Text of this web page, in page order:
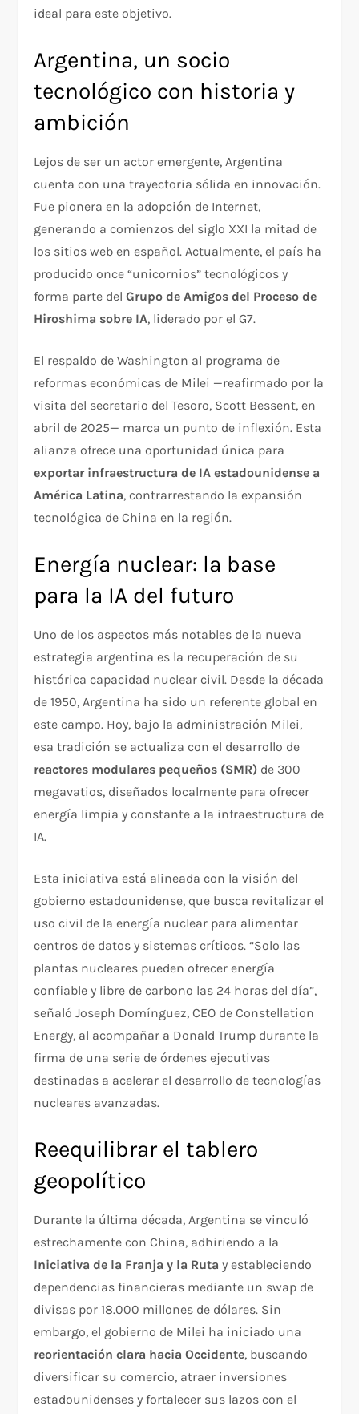
ideal para este objetivo.
Argentina, un socio
tecnológico con historia y
ambición
Lejos de ser un actor emergente, Argentina
cuenta con una trayectoria sólida en innovación.
Fue pionera en la adopción de Internet,
generando a comienzos del siglo XXI la mitad de
los sitios web en español. Actualmente, el país ha
producido once “unicornios” tecnológicos y
forma parte delGrupo de Amigos del Proceso de
Hiroshima sobre IA, liderado por el G7.
El respaldo de Washington al programa de
reformas económicas de Milei —reafirmado por la
visita del secretario del Tesoro, Scott Bessent, en
abril de 2025— marca un punto de inflexión. Esta
alianza ofrece una oportunidad única para
exportar infraestructura de IA estadounidense a
América Latina, contrarrestando la expansión
tecnológica de China en la región.
Energía nuclear: la base
para la IA del futuro
Uno de los aspectos más notables de la nueva
estrategia argentina es la recuperación de su
histórica capacidad nuclear civil. Desde la década
de 1950, Argentina ha sido un referente global en
este campo. Hoy, bajo la administración Milei,
esa tradición se actualiza con el desarrollo de
reactores modulares pequeños (SMR) de 300
megavatios, diseñados localmente para ofrecer
energía limpia y constante a la infraestructura de
IA.
Esta iniciativa está alineada con la visión del
gobierno estadounidense, que busca revitalizar el
uso civil de la energía nuclear para alimentar
centros de datos y sistemas críticos. “Solo las
plantas nucleares pueden ofrecer energía
confiable y libre de carbono las 24 horas del día”,
señaló Joseph Domínguez, CEO de Constellation
Energy, al acompañar a Donald Trump durante la
firma de una serie de órdenes ejecutivas
destinadas a acelerar el desarrollo de tecnologías
nucleares avanzadas.
Reequilibrar el tablero
geopolítico
Durante la última década, Argentina se vinculó
estrechamente con China, adhiriendo a la
Iniciativa de la Franja y la Ruta y estableciendo
dependencias financieras mediante un swap de
divisas por 18.000 millones de dólares. Sin
embargo, el gobierno de Milei ha iniciado una
reorientación clara hacia Occidente, buscando
diversificar su comercio, atraer inversiones
estadounidenses y fortalecer sus lazos con el